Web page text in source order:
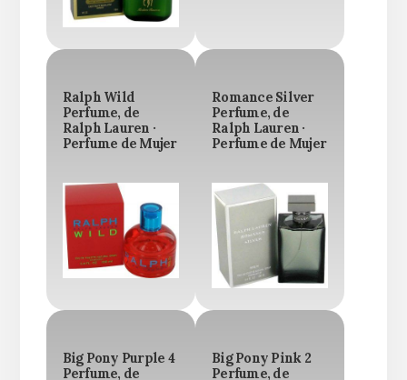
Ralph Wild
Perfume, de
Ralph Lauren ·
Perfume de Mujer
Romance Silver
Perfume, de
Ralph Lauren ·
Perfume de Mujer
Big Pony Purple 4
Perfume, de
Big Pony Pink 2
Perfume, de